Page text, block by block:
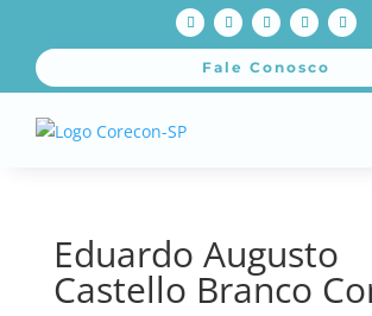
Fale Conosco
Eduardo Augusto
Castello Branco